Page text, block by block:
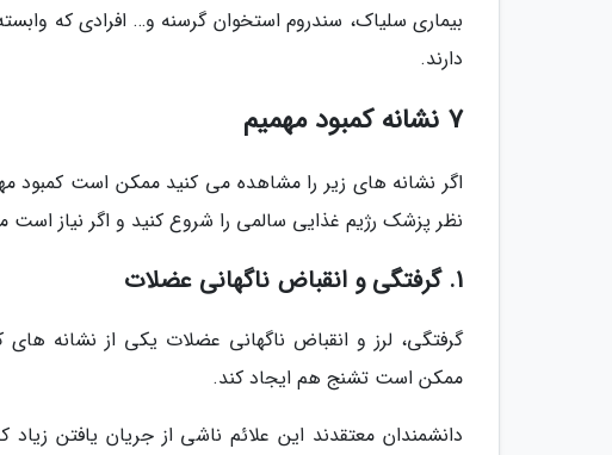
بیماری سلیاک، سندروم استخوان گرسنه و… افرادی که
دارند.
7 نشانه کمبود مهمیم
اگر نشانه های زیر را مشاهده می کنید ممکن است کمبود
نظر پزشک رژیم غذایی سالمی را شروع کنید و اگر نیاز
1. گرفتگی و انقباض ناگهانی عضلات
گرفتگی، لرز و انقباض ناگهانی عضلات یکی از نشانه
ممکن است تشنج هم ایجاد کند.
دانشمندان معتقدند این علائم ناشی از جریان یافتن